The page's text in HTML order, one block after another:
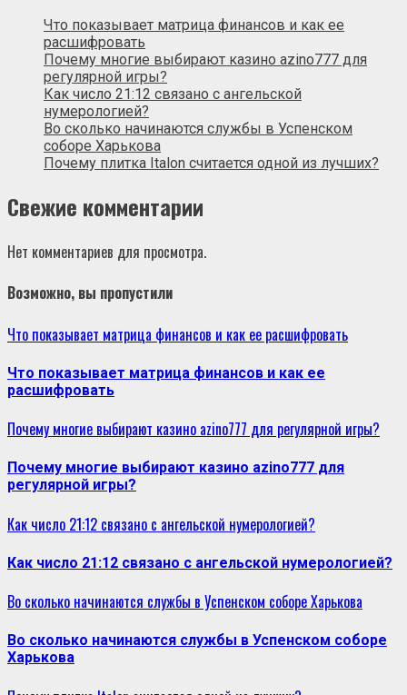
Что показывает матрица финансов и как ее
расшифровать
Почему многие выбирают казино azino777 для
регулярной игры?
Как число 21:12 связано с ангельской
нумерологией?
Во сколько начинаются службы в Успенском
соборе Харькова
Почему плитка Italon считается одной из лучших?
Свежие комментарии
Нет комментариев для просмотра.
Возможно, вы пропустили
Что показывает матрица финансов и как ее расшифровать
Что показывает матрица финансов и как ее
расшифровать
Почему многие выбирают казино azino777 для регулярной игры?
Почему многие выбирают казино azino777 для
регулярной игры?
Как число 21:12 связано с ангельской нумерологией?
Как число 21:12 связано с ангельской нумерологией?
Во сколько начинаются службы в Успенском соборе Харькова
Во сколько начинаются службы в Успенском соборе
Харькова